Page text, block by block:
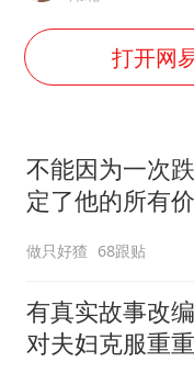
打开网
不能因为一次
定了他的所有
做只好猹 68跟贴
有真实故事改
对夫妇克服重